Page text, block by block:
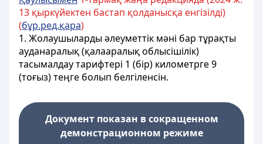
13 қыркүйектен бастап қолданысқа енгізілді)
(бұр.ред.қара)
1. Жолаушыларды әлеуметтік мәні бар тұрақты
ауданаралық (қалааралық облысішілік)
тасымалдау тарифтері 1 (бір) километрге 9
(тоғыз) теңге болып белгіленсін.
Документ показан в сокращенном
демонстрационном режиме